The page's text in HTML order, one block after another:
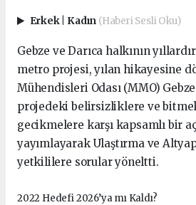
Erkek Kadın (Haberi Sesli Oku)
Gebze ve Darıca halkının
metro projesi, yılan hikayesine
Mühendisleri Odası (MMO)
projedeki belirsizliklere ve
gecikmelere karşı kapsamlı bir
yayımlayarak Ulaştırma ve
yetkililere sorular yöneltti.
2022 Hedefi 2026’ya mı Kaldı?